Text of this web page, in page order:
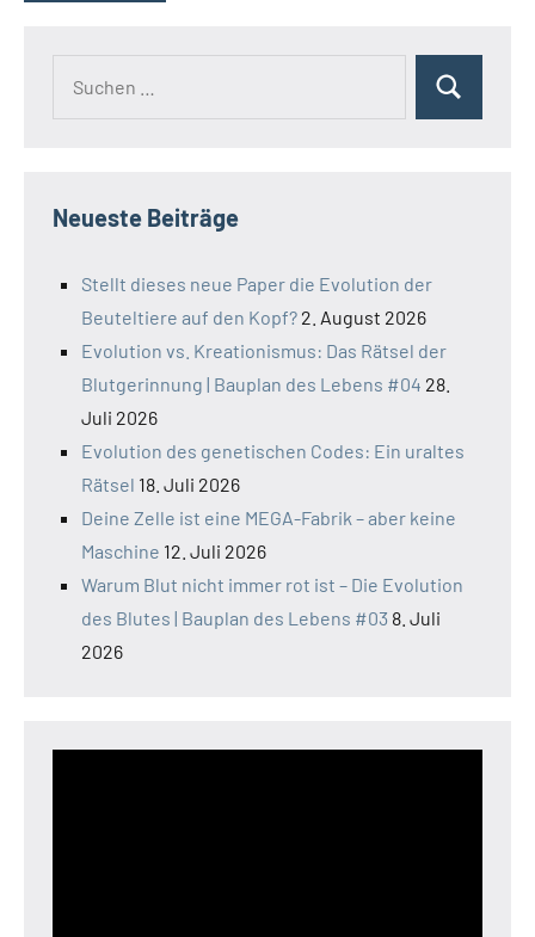
Suchen
Neueste Beiträge
Stellt dieses neue Paper die Evolution der
Beuteltiere auf den Kopf? 2. August 2026
Evolution vs. Kreationismus: Das Rätsel der
Blutgerinnung | Bauplan des Lebens #04 28.
Juli 2026
Evolution des genetischen Codes: Ein uraltes
Rätsel 18. Juli 2026
Deine Zelle ist eine MEGA-Fabrik – aber keine
Maschine 12. Juli 2026
Warum Blut nicht immer rot ist – Die Evolution
des Blutes | Bauplan des Lebens #03 8. Juli
2026